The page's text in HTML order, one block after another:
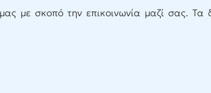
με σκοπό την επικοινωνία μαζί σας. Τα